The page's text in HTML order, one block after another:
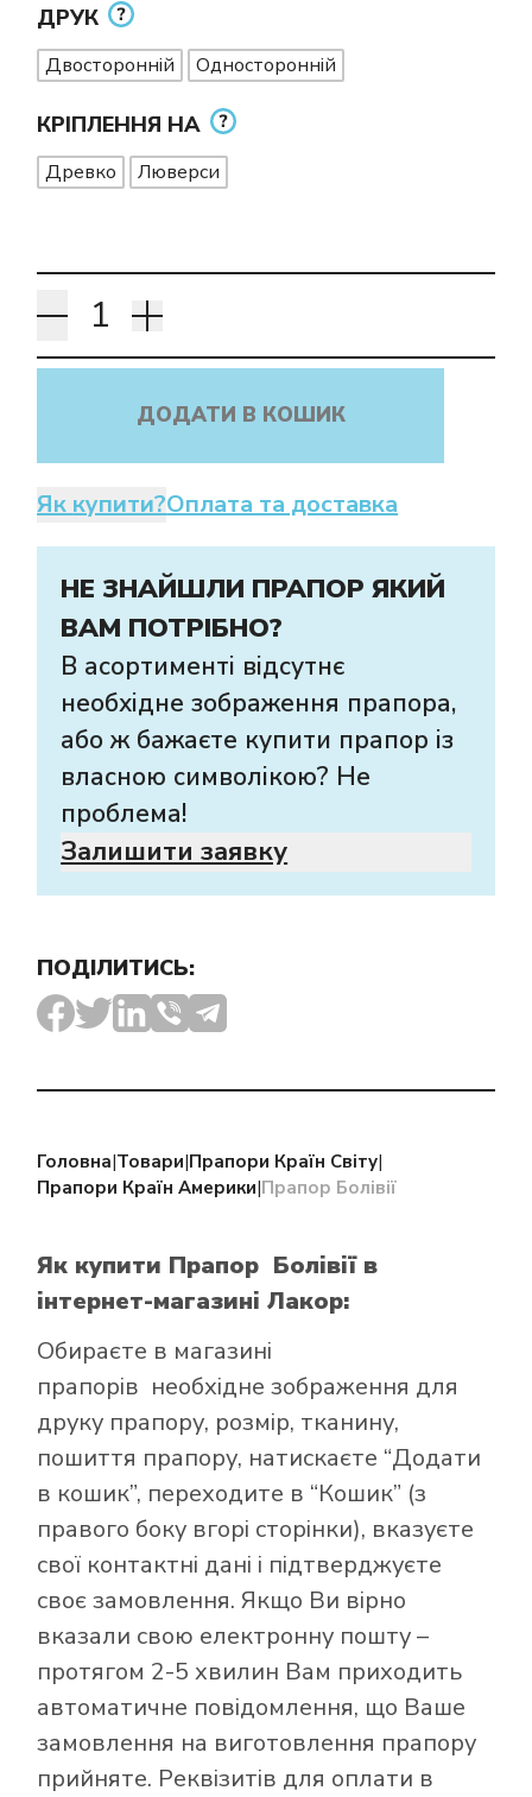
ДРУК
Двосторонній Односторонній
КРІПЛЕННЯ НА
Древко Люверси
ДОДАТИ В КОШИК
Як купити?Оплата та доставка
НЕ ЗНАЙШЛИ ПРАПОР ЯКИЙ
ВАМ ПОТРІБНО?
В асортименті відсутнє
необхідне зображення прапора,
або ж бажаєте купити прапор із
власною символікою? Не
проблема!
Залишити заявку
ПОДІЛИТИСЬ:
Головна|Товари|Прапори Країн Світу|
Прапори Країн Америки|Прапор Болівії
Як купити Прапор Болівії в
інтернет-магазині Лакор:
Обираєте в магазині
прапорів необхідне зображення для
друку прапору, розмір, тканину,
пошиття прапору, натискаєте “Додати
в кошик”, переходите в “Кошик” (з
правого боку вгорі сторінки), вказуєте
свої контактні дані і підтверджуєте
своє замовлення. Якщо Ви вірно
вказали свою електронну пошту –
протягом 2-5 хвилин Вам приходить
автоматичне повідомлення, що Ваше
замовлення на виготовлення прапору
прийняте. Реквізитів для оплати в